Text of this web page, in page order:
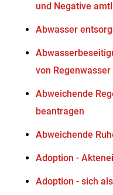
und Negative
Abwasser
von
Abweichende
beantragen
Abweichende
Adoption -
Adoption - sich